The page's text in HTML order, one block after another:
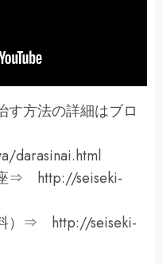
方法の詳細はブロ
darasinai.html
⇒ http://seiseki-
）⇒ http://seiseki-